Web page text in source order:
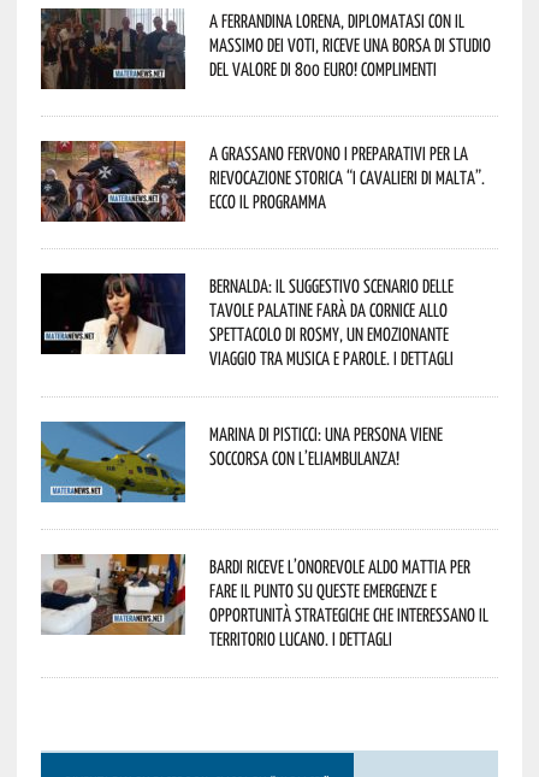
A Ferrandina Lorena, diplomatasi con il
massimo dei voti, riceve una borsa di studio
del valore di 800 euro! Complimenti
A Grassano fervono i preparativi per la
Rievocazione Storica “I CAVALIERI DI MALTA”.
Ecco il programma
Bernalda: il suggestivo scenario delle
Tavole Palatine farà da cornice allo
spettacolo di Rosmy, un emozionante
viaggio tra musica e parole. I dettagli
Marina di Pisticci: una persona viene
soccorsa con l’eliambulanza!
Bardi riceve l’onorevole Aldo Mattia per
fare il punto su queste emergenze e
opportunità strategiche che interessano il
territorio lucano. I dettagli